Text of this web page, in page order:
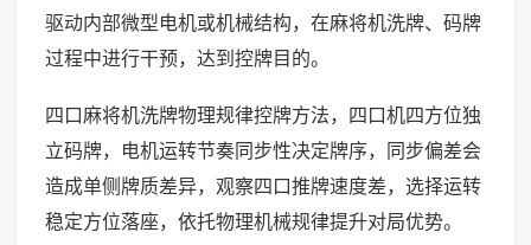
驱动内部微型电机或机械结构，在麻将机洗牌、码牌
过程中进行干预，达到控牌目的。
四口麻将机洗牌物理规律控牌方法，四口机四方位独
立码牌，电机运转节奏同步性决定牌序，同步偏差会
造成单侧牌质差异，观察四口推牌速度差，选择运转
稳定方位落座，依托物理机械规律提升对局优势。